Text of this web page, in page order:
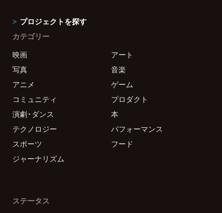
プロジェクトを探す
カテゴリー
映画
アート
写真
音楽
アニメ
ゲーム
コミュニティ
プロダクト
演劇・ダンス
本
テクノロジー
パフォーマンス
スポーツ
フード
ジャーナリズム
ステータス